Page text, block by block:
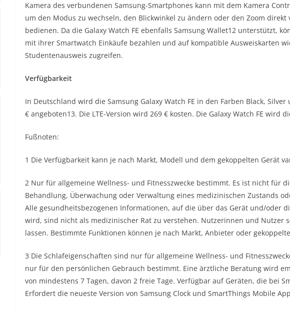
Kamera des verbundenen Samsung-Smartphones kann mit dem Kamera
um den Modus zu wechseln, den Blickwinkel zu ändern oder den Zoom direkt
bedienen. Da die Galaxy Watch FE ebenfalls Samsung Wallet12 unterstützt,
mit ihrer Smartwatch Einkäufe bezahlen und auf kompatible Ausweiskarten
Studentenausweis zugreifen.
Verfügbarkeit
In Deutschland wird die Samsung Galaxy Watch FE in den Farben Black, Silver
€ angeboten13. Die LTE-Version wird 269 € kosten. Die Galaxy Watch FE wird
Fußnoten:
1 Die Verfügbarkeit kann je nach Markt, Modell und dem gekoppelten Gerät
2 Nur für allgemeine Wellness- und Fitnesszwecke bestimmt. Es ist nicht für
Behandlung, Überwachung oder Verwaltung eines medizinischen Zustands
Alle gesundheitsbezogenen Informationen, auf die über das Gerät und/oder
wird, sind nicht als medizinischer Rat zu verstehen. Nutzerinnen und Nutzer
lassen. Bestimmte Funktionen können je nach Markt, Anbieter oder
3 Die Schlafeigenschaften sind nur für allgemeine Wellness- und
nur für den persönlichen Gebrauch bestimmt. Eine ärztliche Beratung wird
von mindestens 7 Tagen, davon 2 freie Tage. Verfügbar auf Geräten, die bei
Erfordert die neueste Version von Samsung Clock und SmartThings Mobile